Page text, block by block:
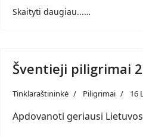
Skaityti daugiau...…
Šventieji piligrimai
Tinklaraštininkė Piligrimai 16
Apdovanoti geriausi